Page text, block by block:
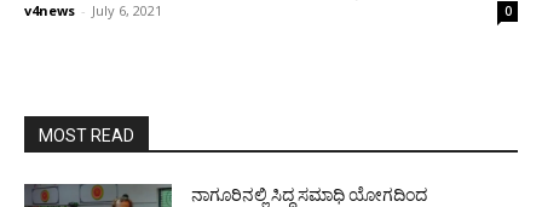
v4news - July 6, 2021 0
MOST READ
ನಾಗೂರಿನಲ್ಲಿ ಸಿದ್ಧ ಸಮಾಧಿ ಯೋಗದಿಂದ